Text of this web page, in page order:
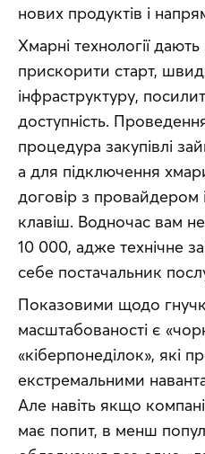
нових продуктів і
Хмарні технології
прискорити старт,
інфраструктуру,
доступність.
процедура закупівлі
а для підключення
договір з провайдером
клавіш. Водночас вам
10 000, адже технічне
себе постачальник
Показовими щодо
масштабованості є
«кіберпонеділок», які
екстремальними
Але навіть якщо
має попит, в менш